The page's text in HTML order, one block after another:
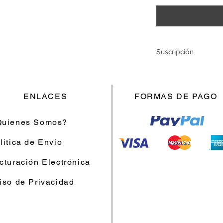
Suscripción
FORMAS DE PAGO
ENLACES
Somos?
de Envío
Electrónica
de Privacidad